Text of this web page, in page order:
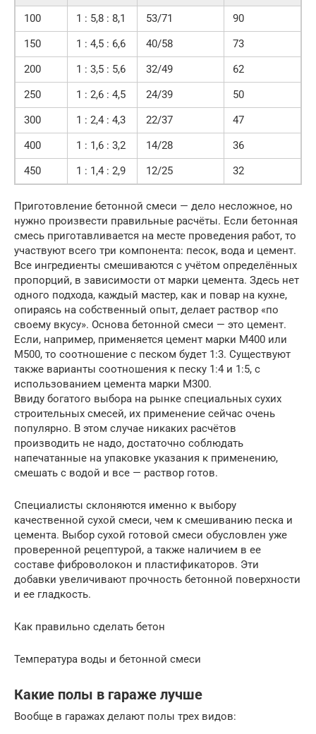
100 1 : 5,8 : 8,1 53/71
90
150
1 : 4,5 : 6,6 40/58
73
200
1 : 3,5 : 5,6 32/49
62
250
1 : 2,6 : 4,5 24/39
50
300
1 : 2,4 : 4,3 22/37
47
400
1 : 1,6 : 3,2 14/28
36
450
1 : 1,4 : 2,9 12/25 32
Приготовление бетонной смеси — дело несложное, но
нужно произвести правильные расчёты. Если бетонная
смесь приготавливается на месте проведения работ, то
участвуют всего три компонента: песок, вода и цемент.
Все ингредиенты смешиваются с учётом определённых
пропорций, в зависимости от марки цемента. Здесь нет
одного подхода, каждый мастер, как и повар на кухне,
опираясь на собственный опыт, делает раствор «по
своему вкусу». Основа бетонной смеси — это цемент.
Если, например, применяется цемент марки М400 или
М500, то соотношение с песком будет 1:3. Существуют
также варианты соотношения к песку 1:4 и 1:5, с
использованием цемента марки М300.
Ввиду богатого выбора на рынке специальных сухих
строительных смесей, их применение сейчас очень
популярно. В этом случае никаких расчётов
производить не надо, достаточно соблюдать
напечатанные на упаковке указания к применению,
смешать с водой и все — раствор готов.
Специалисты склоняются именно к выбору
качественной сухой смеси, чем к смешиванию песка и
цемента. Выбор сухой готовой смеси обусловлен уже
проверенной рецептурой, а также наличием в ее
составе фиброволокон и пластификаторов. Эти
добавки увеличивают прочность бетонной поверхности
и ее гладкость.
Как правильно сделать бетон
Температура воды и бетонной смеси
Какие полы в гараже лучше
Вообще в гаражах делают полы трех видов: